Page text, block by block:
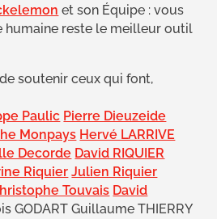
et son Équipe : vous
humaine reste le meilleur outil
soutenir ceux qui font,
Paulic Pierre Dieuzeide
Monpays Hervé LARRIVE
Decorde David RIQUIER
Riquier Julien Riquier
Touvais David
GODART Guillaume THIERRY